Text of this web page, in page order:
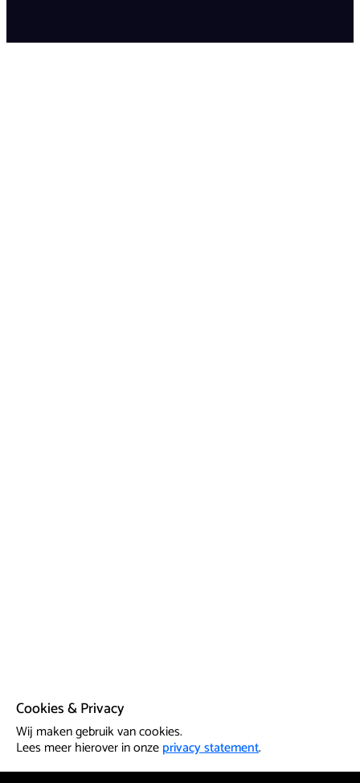
Cookies & Privacy
Wij maken gebruik van cookies.
Lees meer hierover in onzeprivacy statement.